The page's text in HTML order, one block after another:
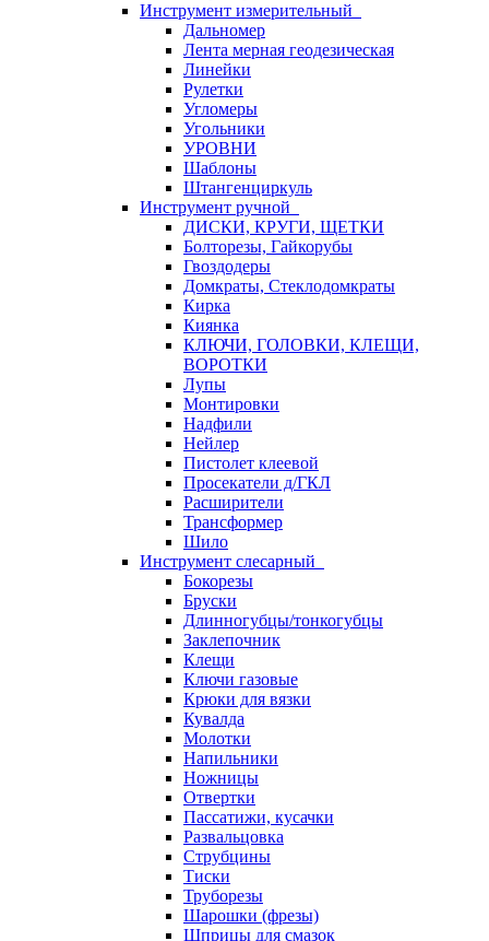
Инструмент измерительный
Дальномер
Лента мерная геодезическая
Линейки
Рулетки
Угломеры
Угольники
УРОВНИ
Шаблоны
Штангенциркуль
Инструмент ручной
ДИСКИ, КРУГИ, ЩЕТКИ
Болторезы, Гайкорубы
Гвоздодеры
Домкраты, Стеклодомкраты
Кирка
Киянка
КЛЮЧИ, ГОЛОВКИ, КЛЕЩИ,
ВОРОТКИ
Лупы
Монтировки
Надфили
Нейлер
Пистолет клеевой
Просекатели д/ГКЛ
Расширители
Трансформер
Шило
Инструмент слесарный
Бокорезы
Бруски
Длинногубцы/тонкогубцы
Заклепочник
Клещи
Ключи газовые
Крюки для вязки
Кувалда
Молотки
Напильники
Ножницы
Отвертки
Пассатижи, кусачки
Развальцовка
Струбцины
Тиски
Труборезы
Шарошки (фрезы)
Шприцы для смазок